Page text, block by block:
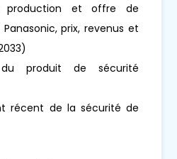
production et offre de
prix, revenus et
du produit de sécurité
récent de la sécurité de